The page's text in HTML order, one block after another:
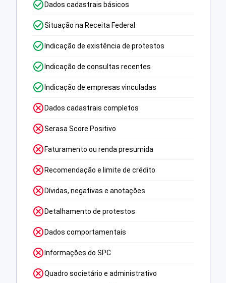
Dados cadastrais básicos
Situação na Receita Federal
Indicação de existência de protestos
Indicação de consultas recentes
Indicação de empresas vinculadas
Dados cadastrais completos
Serasa Score Positivo
Faturamento ou renda presumida
Recomendação e limite de crédito
Dívidas, negativas e anotações
Detalhamento de protestos
Dados comportamentais
Informações do SPC
Quadro societário e administrativo